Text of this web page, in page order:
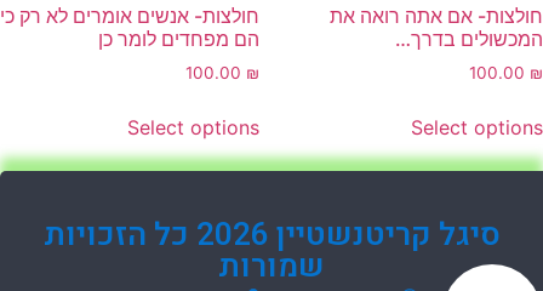
חולצות- אם אתה רואה את
המכשולים בדרך…
100.00 ₪
Select options
חולצות- אנשים אומרים לא רק כי
הם מפחדים לומר כן
100.00 ₪
Select options
סיגל קריטנשטיין 2026 כל הזכויות
שמורות